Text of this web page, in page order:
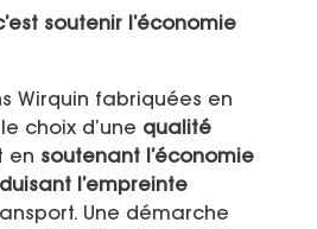
soutenir l’économie
Wirquin fabriquées en
choix d’une qualité
en soutenant l’économie
l’empreinte
Une démarche